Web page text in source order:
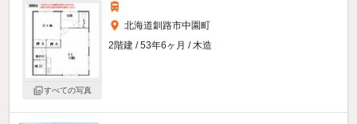
すべての写真
北海道釧路市中園町
2階建 / 53年6ヶ月 / 木造